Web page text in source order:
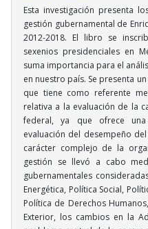
Esta investigación presenta
gestión gubernamental de
2012-2018. El libro se
sexenios presidenciales en
suma importancia para el
en nuestro país. Se presenta
que tiene como referente
relativa a la evaluación de la
federal, ya que ofrece
evaluación del desempeño
carácter complejo de la
gestión se llevó a cabo
gubernamentales
Energética, Política Social,
Política de Derechos
Exterior, los cambios en la